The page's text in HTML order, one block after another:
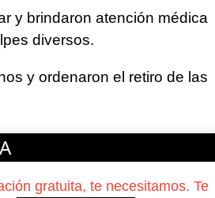
y brindaron atención médica
diversos.
y ordenaron el retiro de las
gratuita, te necesitamos. Te